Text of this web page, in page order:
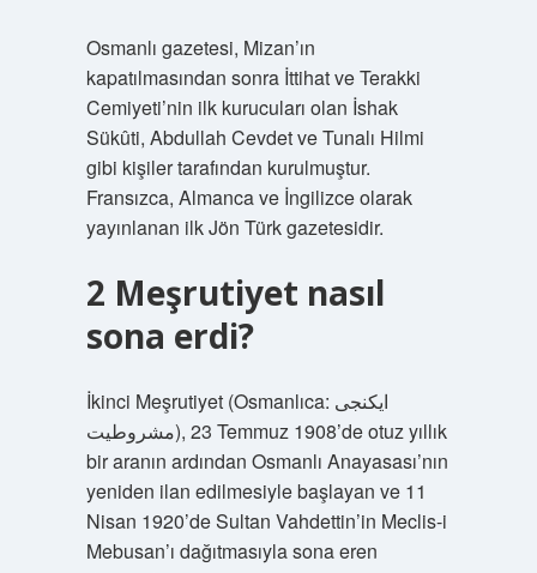
Osmanlı gazetesi, Mizan’ın
kapatılmasından sonra İttihat ve Terakki
Cemiyeti’nin ilk kurucuları olan İshak
Sükûti, Abdullah Cevdet ve Tunalı Hilmi
gibi kişiler tarafından kurulmuştur.
Fransızca, Almanca ve İngilizce olarak
yayınlanan ilk Jön Türk gazetesidir.
2 Meşrutiyet nasıl
sona erdi?
İkinci Meşrutiyet (Osmanlıca: ايکنجى
مشروطيت), 23 Temmuz 1908’de otuz yıllık
bir aranın ardından Osmanlı Anayasası’nın
yeniden ilan edilmesiyle başlayan ve 11
Nisan 1920’de Sultan Vahdettin’in Meclis-i
Mebusan’ı dağıtmasıyla sona eren